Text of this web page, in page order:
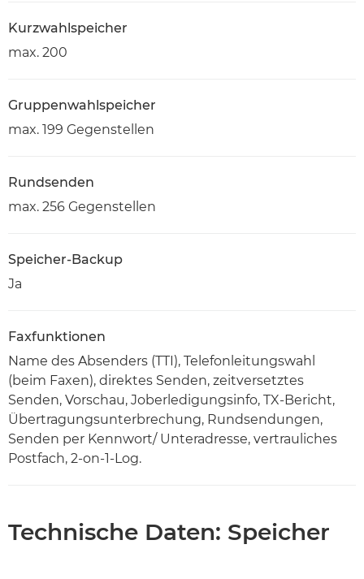
Kurzwahlspeicher
max. 200
Gruppenwahlspeicher
max. 199 Gegenstellen
Rundsenden
max. 256 Gegenstellen
Speicher-Backup
Ja
Faxfunktionen
Name des Absenders (TTI), Telefonleitungswahl
(beim Faxen), direktes Senden, zeitversetztes
Senden, Vorschau, Joberledigungsinfo, TX-Bericht,
Übertragungsunterbrechung, Rundsendungen,
Senden per Kennwort/ Unteradresse, vertrauliches
Postfach, 2-on-1-Log.
Technische Daten: Speicher